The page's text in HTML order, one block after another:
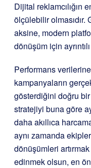
Dijital reklamcılığın
ölçülebilir olmasıdır.
aksine, modern
dönüşüm için
Performans
kampanyaların
gösterdiğini doğru
stratejiyi buna göre
daha akıllıca
aynı zamanda
dönüşümleri
edinmek olsun, en